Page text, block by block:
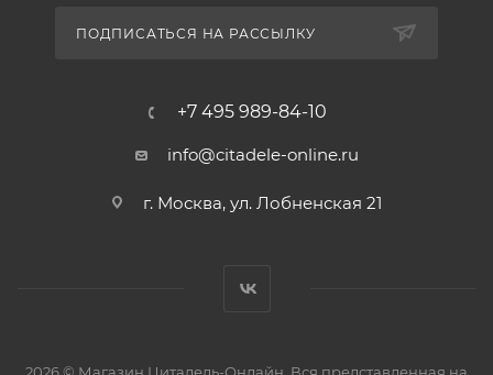
ПОДПИСАТЬСЯ НА РАССЫЛКУ
+7 495 989-84-10
info@citadele-online.ru
г. Москва, ул. Лобненская 21